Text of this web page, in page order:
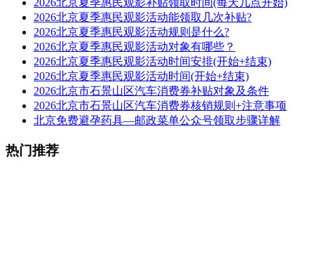
2026北京夏季惠民观影补贴领取时间(每天几点开始)
2026北京夏季惠民观影活动能领取几次补贴?
2026北京夏季惠民观影活动规则是什么?
2026北京夏季惠民观影活动对象有哪些？
2026北京夏季惠民观影活动时间安排(开始+结束)
2026北京夏季惠民观影活动时间(开始+结束)
2026北京市石景山区汽车消费券补贴对象及条件
2026北京市石景山区汽车消费券核销规则+注意事项
北京免费避孕药具—邮政菜单公众号领取步骤详解
热门推荐